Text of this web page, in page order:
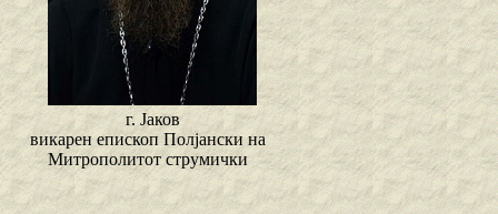
г. Јаков
викарен епископ Полјански на
Митрополитот струмички